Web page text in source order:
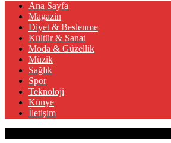
Ana Sayfa
Magazin
Diyet & Beslenme
Kültür & Sanat
Moda & Güzellik
Müzik
Sağlık
Spor
Teknoloji
Künye
İletişim